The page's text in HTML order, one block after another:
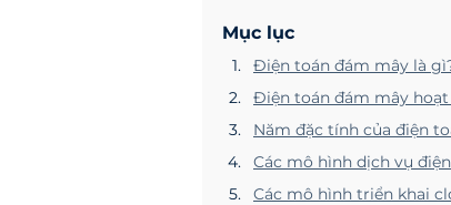
Mục lục
Điện toán đám mây là
Điện toán đám mây
Năm đặc tính của điện
Các mô hình dịch vụ
Các mô hình triển khai